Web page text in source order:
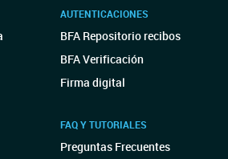
AUTENTICACIONES
BFA Repositorio recibos
BFA Verificación
Firma digital
FAQ Y TUTORIALES
Preguntas Frecuentes